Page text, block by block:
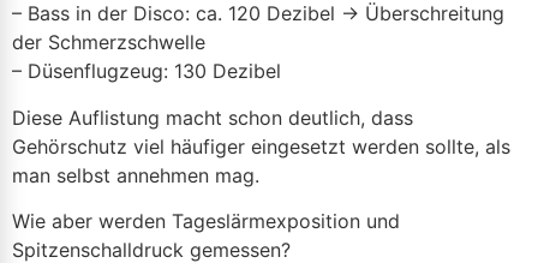
– Bass in der Disco: ca. 120 Dezibel → Überschreitung
der Schmerzschwelle
– Düsenflugzeug: 130 Dezibel
Diese Auflistung macht schon deutlich, dass
Gehörschutz viel häufiger eingesetzt werden sollte, als
man selbst annehmen mag.
Wie aber werden Tageslärmexposition und
Spitzenschalldruck gemessen?